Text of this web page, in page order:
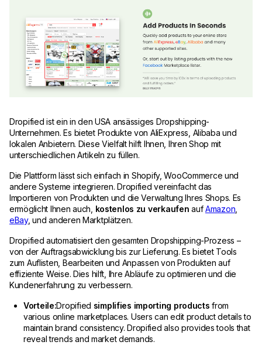
Dropified ist ein in den USA ansässiges Dropshipping-
Unternehmen. Es bietet Produkte von AliExpress, Alibaba und
lokalen Anbietern. Diese Vielfalt hilft Ihnen, Ihren Shop mit
unterschiedlichen Artikeln zu füllen.
Die Plattform lässt sich einfach in Shopify, WooCommerce und
andere Systeme integrieren. Dropified vereinfacht das
Importieren von Produkten und die Verwaltung Ihres Shops. Es
ermöglicht Ihnen auch, kostenlos zu verkaufen aufAmazon
eBay, und anderen Marktplätzen.
Dropified automatisiert den gesamten Dropshipping-Prozess –
von der Auftragsabwicklung bis zur Lieferung. Es bietet Tools
zum Auflisten, Bearbeiten und Anpassen von Produkten auf
effiziente Weise. Dies hilft, Ihre Abläufe zu optimieren und die
Kundenerfahrung zu verbessern.
Vorteile:Dropified simplifies importing products from
various online marketplaces. Users can edit product details to
maintain brand consistency. Dropified also provides tools that
reveal trends and market demands.